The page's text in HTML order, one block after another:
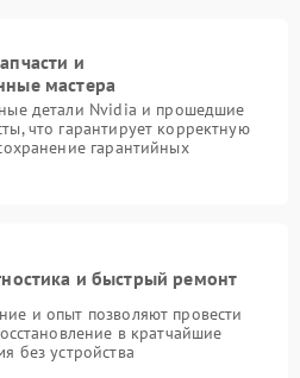
и
мастера
детали Nvidia и прошедшие
что гарантирует корректную
гарантийных
и быстрый ремонт
и опыт позволяют провести
в кратчайшие
без устройства